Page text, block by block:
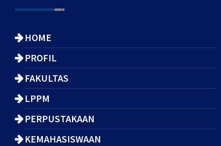
HOME
PROFIL
FAKULTAS
LPPM
PERPUSTAKAAN
KEMAHASISWAAN